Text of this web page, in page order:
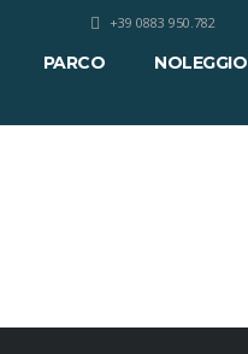
+39 0883 950.782
PARCO NOLEGGIO